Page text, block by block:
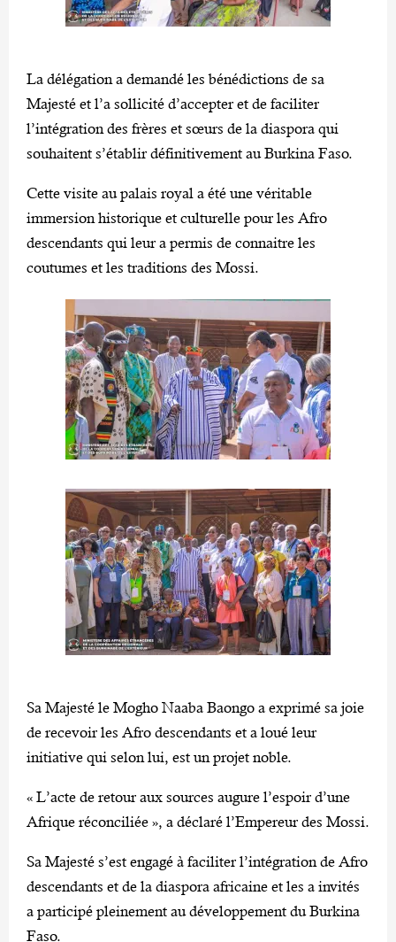
La délégation a demandé les bénédictions de sa
Majesté et l’a sollicité d’accepter et de faciliter
l’intégration des frères et sœurs de la diaspora qui
souhaitent s’établir définitivement au Burkina Faso.
Cette visite au palais royal a été une véritable
immersion historique et culturelle pour les Afro
descendants qui leur a permis de connaitre les
coutumes et les traditions des Mossi.
Sa Majesté le Mogho Naaba Baongo a exprimé sa joie
de recevoir les Afro descendants et a loué leur
initiative qui selon lui, est un projet noble.
« L’acte de retour aux sources augure l’espoir d’une
Afrique réconciliée », a déclaré l’Empereur des Mossi.
Sa Majesté s’est engagé à faciliter l’intégration de Afro
descendants et de la diaspora africaine et les a invités
a participé pleinement au développement du Burkina
Faso.